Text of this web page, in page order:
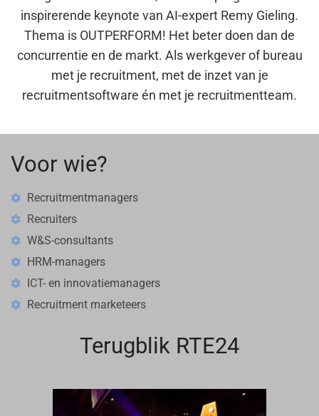
inspirerende keynote van AI-expert Remy Gieling.
Thema is OUTPERFORM! Het beter doen dan de
concurrentie en de markt. Als werkgever of bureau
met je recruitment, met de inzet van je
recruitmentsoftware én met je recruitmentteam.
Voor wie?
Recruitmentmanagers
Recruiters
W&S-consultants
HRM-managers
ICT- en innovatiemanagers
Recruitment marketeers
Terugblik RTE24